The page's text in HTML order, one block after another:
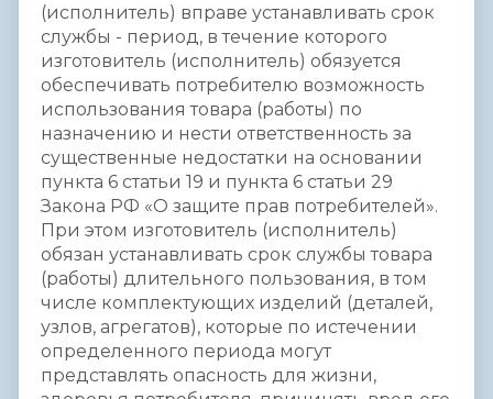
(исполнитель) вправе устанавливать срок
службы - период, в течение которого
изготовитель (исполнитель) обязуется
обеспечивать потребителю возможность
использования товара (работы) по
назначению и нести ответственность за
существенные недостатки на основании
пункта 6 статьи 19 и пункта 6 статьи 29
Закона РФ «О защите прав потребителей».
При этом изготовитель (исполнитель)
обязан устанавливать срок службы товара
(работы) длительного пользования, в том
числе комплектующих изделий (деталей,
узлов, агрегатов), которые по истечении
определенного периода могут
представлять опасность для жизни,